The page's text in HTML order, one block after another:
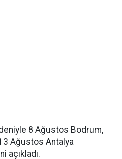
8 Ağustos Bodrum,
Ağustos Antalya
açıkladı.